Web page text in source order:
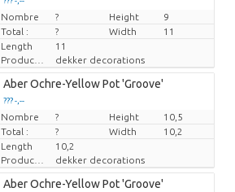
Prix par pièce
Nombre ? Height
9
Total :
? Width
11
Length
11
Producteur
dekker decorations
Aber Ochre-Yellow Pot 'Groove'
??? -,--
Prix par pièce
Nombre ? Height
10,5
Total :
? Width
10,2
Length
10,2
Producteur
dekker decorations
Aber Ochre-Yellow Pot 'Groove'